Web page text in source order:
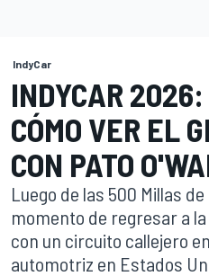
IndyCar
INDYCAR 2026:
CÓMO VER EL
CON PATO
Luego de las 500 Millas
momento de regresar a
con un circuito callejero
automotriz en Estados